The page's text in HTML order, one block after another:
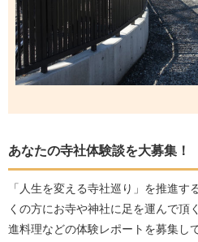
あなたの寺社体験談を大募集！
「人生を変える寺社巡り」を推進
くの方にお寺や神社に足を運んで頂
進料理などの体験レポートを募集し